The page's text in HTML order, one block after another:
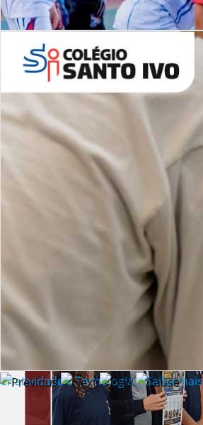
Desafios | Saiba mais
Criatividade e Tecnologia | Saiba mais